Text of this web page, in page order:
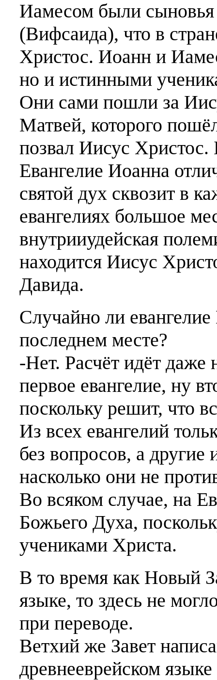
Иамесом были сыновья
(Вифсаида), что в
Христос. Иоанн и
но и истинными
Они сами пошли за
Матвей, которого
позвал Иисус Христос.
Евангелие Иоанна
святой дух сквозит в
евангелиях большое
внутрииудейская
находится Иисус
Давида.
Случайно ли
последнем месте?
-Нет. Расчёт идёт даже
первое евангелие, ну
поскольку решит, что
Из всех евангелий
без вопросов, а другие
насколько они не
Во всяком случае, на
Божьего Духа,
учениками Христа.
В то время как Новый
языке, то здесь не
при переводе.
Ветхий же Завет
древнееврейском